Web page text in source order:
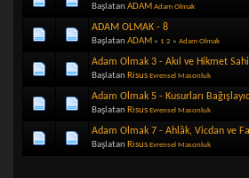
Başlatan ADAM Adam Olmak
ADAM OLMAK - 8
Başlatan ADAM « 1 2 » Adam Olmak
Adam Olmak 3 - Akıl ve Hikmet
Başlatan Risus Evrensel Masonluk
Adam Olmak 5 - Kusurları
Başlatan Risus Evrensel Masonluk
Adam Olmak 7 - Ahlâk, Vicdan ve
Başlatan Risus Evrensel Masonluk